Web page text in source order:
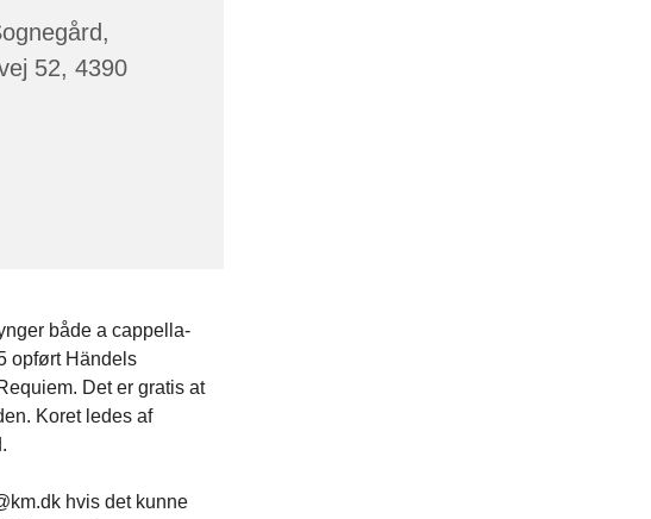
52, 4390
både a cappella-
opført Händels
Det er gratis at
Koret ledes af
hvis det kunne